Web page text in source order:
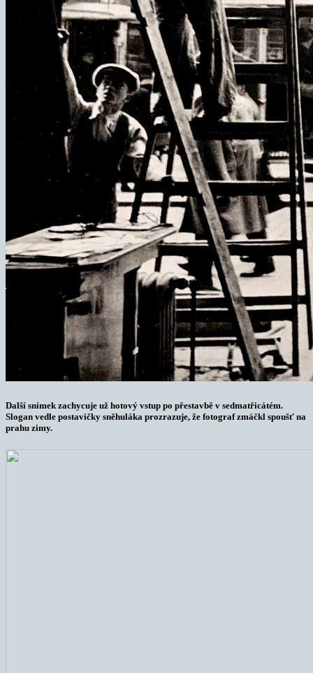
Další snímek zachycuje už hotový vstup po přestavbě v sedmatřicátém.
Slogan vedle postavičky sněhuláka prozrazuje, že fotograf zmáčkl spoušť na
prahu zimy.